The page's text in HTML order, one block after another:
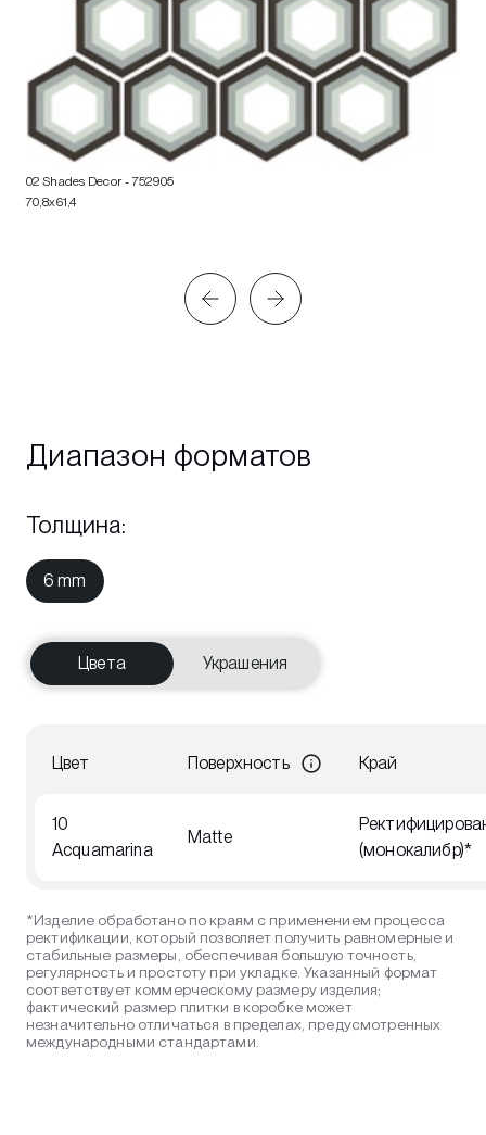
02 Shades Decor- 752905
70,8x61,4
Диапазон форматов
Толщина:
6 mm
Цвета Украшения
Цвет Поверхность Край
10
Acquamarina
Matte
(монокалибр)*
*Изделие обработано по краям с применением процесса
ректификации, который позволяет получить равномерные и
стабильные размеры, обеспечивая большую точность,
регулярность и простоту при укладке. Указанный формат
соответствует коммерческому размеру изделия;
фактический размер плитки в коробке может
незначительно отличаться в пределах, предусмотренных
международными стандартами.